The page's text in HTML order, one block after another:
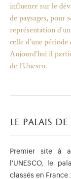
influence sur le
de paysages, pour
représentation
celle d'une
Aujourd’hui il
de l’Unesco.
le palais
Premier site à
l'UNESCO, le
classés en France.